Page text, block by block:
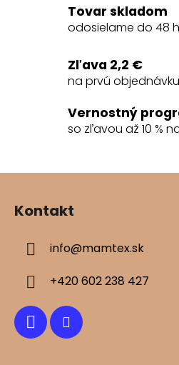
a
c
p
r
v
k
y
ý
Tovar skladom
odosielame do 48
Zľava 2,2 €
na prvú objednávku
Vernostný
so zľavou až 10 %
Kontakt
info@mamtex.sk
+420 602 238 427